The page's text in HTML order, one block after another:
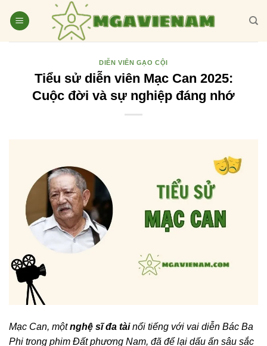
qua
DIỄN VIÊN GẠO CỘI
Tiểu sử diễn viên Mạc Can 2025:
Cuộc đời và sự nghiệp đáng nhớ
Mạc Can, mộtnghệ sĩ đa tàinổi tiếng với vai diễn Bác Ba
Phi trong phim Đất phương Nam, đã để lại dấu ấn sâu sắc